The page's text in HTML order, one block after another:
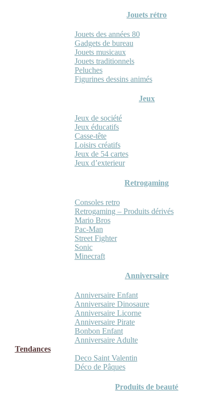
Jouets rétro
Jouets des années 80
Gadgets de bureau
Jouets musicaux
Jouets traditionnels
Peluches
Figurines dessins animés
Jeux
Jeux de société
Jeux éducatifs
Casse-tête
Loisirs créatifs
Jeux de 54 cartes
Jeux d’exterieur
Retrogaming
Consoles retro
Retrogaming – Produits dérivés
Mario Bros
Pac-Man
Street Fighter
Sonic
Minecraft
Anniversaire
Anniversaire Enfant
Anniversaire Dinosaure
Anniversaire Licorne
Anniversaire Pirate
Bonbon Enfant
Anniversaire Adulte
Tendances
Deco Saint Valentin
Déco de Pâques
Produits de beauté